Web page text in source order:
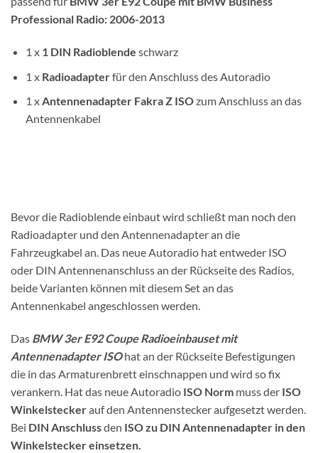
Professional Radio: 2006-2013
1 x 1 DIN Radioblende schwarz
1 x Radioadapterfür den Anschluss des Autoradio
1 xAntennenadapter Fakra Z ISOzum Anschluss an das
Antennenkabel
Bevor die Radioblende einbaut wird schließt man noch den
Radioadapter und den Antennenadapter an die
Fahrzeugkabel an. Das neue Autoradio hat entweder ISO
oder DIN Antennenanschluss an der Rückseite des Radios,
beide Varianten können mit diesem Set an das
Antennenkabel angeschlossen werden.
Das BMW 3er E92 Coupe Radioeinbauset mit
Antennenadapter ISOhat an der Rückseite Befestigungen
die in das Armaturenbrett einschnappen und wird so fix
verankern. Hat das neue Autoradio ISO Norm muss der ISO
Winkelsteckerauf den Antennenstecker aufgesetzt werden.
Bei DIN Anschlussden ISO zu DIN Antennenadapter in den
Winkelstecker einsetzen.